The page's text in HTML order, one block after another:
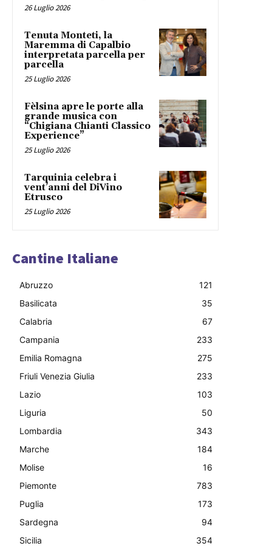
26 Luglio 2026
Tenuta Monteti, la
Maremma di Capalbio
interpretata parcella per
parcella
25 Luglio 2026
Fèlsina apre le porte alla
grande musica con
“Chigiana Chianti Classico
Experience”
25 Luglio 2026
Tarquinia celebra i
vent’anni del DiVino
Etrusco
25 Luglio 2026
Cantine Italiane
Abruzzo
121
Basilicata
35
Calabria
67
Campania
233
Emilia Romagna
275
Friuli Venezia Giulia
233
Lazio
103
Liguria
50
Lombardia
343
Marche
184
Molise
16
Piemonte
783
Puglia
173
Sardegna
94
Sicilia
354